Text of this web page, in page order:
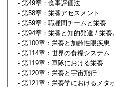
- 第49章：食事評価法
- 第58章：栄養アセスメント
- 第59章：職種間チームと栄養
- 第94章：栄養と知的発達 / 栄
- 第100章：栄養と加齢性眼疾患
- 第114章：世界の食糧システム
- 第119章：軍隊における栄養
- 第120章：栄養と宇宙飛行
- 第121章：栄養学におけるメタ